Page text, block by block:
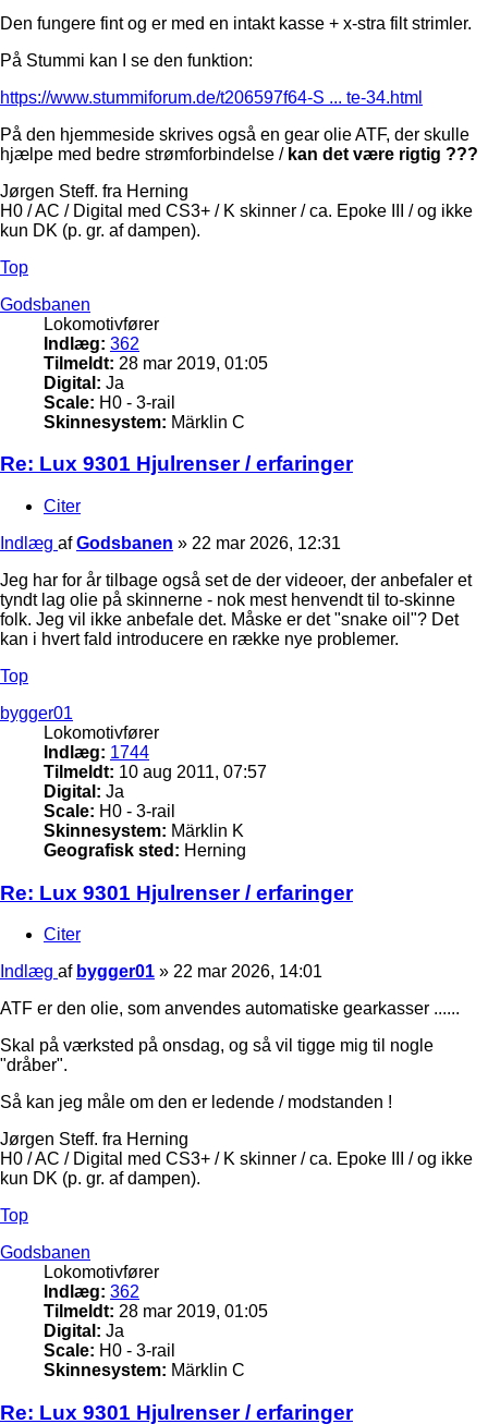
Den fungere fint og er med en intakt kasse + x-stra filt strimler.
På Stummi kan I se den funktion:
https://www.stummiforum.de/t206597f64-S ... te-34.html
På den hjemmeside skrives også en gear olie ATF, der skulle
hjælpe med bedre strømforbindelse / kan det være rigtig ???
Jørgen Steff. fra Herning
H0 / AC / Digital med CS3+ / K skinner / ca. Epoke III / og ikke
kun DK (p. gr. af dampen).
Top
Godsbanen
Lokomotivfører
Indlæg: 362
Tilmeldt: 28 mar 2019, 01:05
Digital: Ja
Scale: H0 - 3-rail
Skinnesystem: Märklin C
Re: Lux 9301 Hjulrenser / erfaringer
Citer
Indlæg afGodsbanen » 22 mar 2026, 12:31
Jeg har for år tilbage også set de der videoer, der anbefaler et
tyndt lag olie på skinnerne - nok mest henvendt til to-skinne
folk. Jeg vil ikke anbefale det. Måske er det "snake oil"? Det
kan i hvert fald introducere en række nye problemer.
Top
bygger01
Lokomotivfører
Indlæg: 1744
Tilmeldt: 10 aug 2011, 07:57
Digital: Ja
Scale: H0 - 3-rail
Skinnesystem: Märklin K
Geografisk sted: Herning
Re: Lux 9301 Hjulrenser / erfaringer
Citer
Indlæg af bygger01 » 22 mar 2026, 14:01
ATF er den olie, som anvendes automatiske gearkasser ......
Skal på værksted på onsdag, og så vil tigge mig til nogle
"dråber".
Så kan jeg måle om den er ledende / modstanden !
Jørgen Steff. fra Herning
H0 / AC / Digital med CS3+ / K skinner / ca. Epoke III / og ikke
kun DK (p. gr. af dampen).
Top
Godsbanen
Lokomotivfører
Indlæg: 362
Tilmeldt: 28 mar 2019, 01:05
Digital: Ja
Scale: H0 - 3-rail
Skinnesystem: Märklin C
Re: Lux 9301 Hjulrenser / erfaringer